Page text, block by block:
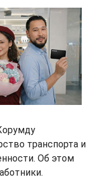
транспорта и
Об этом